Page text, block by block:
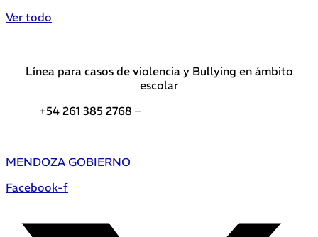
Ver todo
Línea para casos de violencia y Bullying en ámbito
escolar
+54 261 385 2768 –
MENDOZA GOBIERNO
Facebook-f